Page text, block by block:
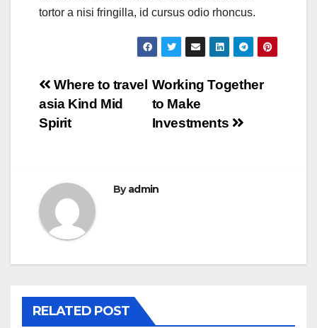
tortor a nisi fringilla, id cursus odio rhoncus.
Navigation
de
Working Together
to Make
Investments
Where to travel
asia Kind Mid
Spirit
Byadmin
RELATED POST